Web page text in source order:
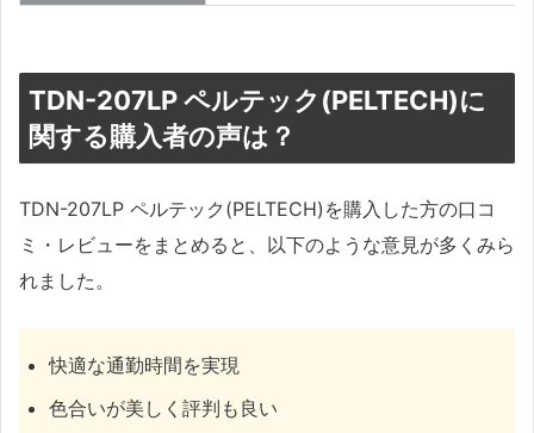
TDN-207LP ペルテック(PELTECH)に
関する購入者の声は？
TDN-207LP ペルテック(PELTECH)を購入した方の口コ
ミ・レビューをまとめると、以下のような意見が多くみら
れました。
快適な通勤時間を実現
色合いが美しく評判も良い